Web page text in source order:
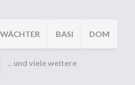
BASI DOM
.. und viele weitere